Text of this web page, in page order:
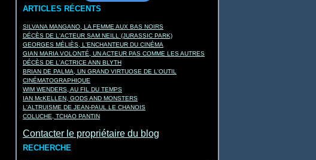
ARTICLES RÉCENTS
SILVANA MANGANO, LA FEMME AUX BAS NOIRS
DÉCÈS DE L'ACTEUR SAM NEILL (JURASSIC PARK)
GEORGES MÉLIÈS, L'ENCHANTEUR DU CINÉMA
GIAN MARIA VOLONTÉ, UN ACTEUR PAS COMME LES AUTRES
DÉCÈS DE L'ACTRICE ANN BLYTH
BRIAN DE PALMA, UN GRAND VIRTUOSE DE L'OUTIL
CINÉMATOGRAPHIQUE
WIM WENDERS, AU FIL DU TEMPS
IAN McKELLEN, GODS AND MONSTERS
L'ALTRUISME DE JEAN-PAUL LE CHANOIS
COLUCHE, TCHAO PANTIN
Contacter le propriétaire du blog
RECHERCHE